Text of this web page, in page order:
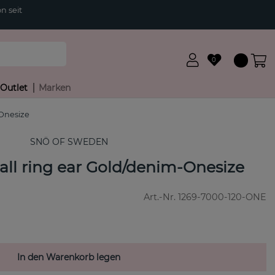
seit
0
Outlet Marken
SNÖ OF SWEDEN
ring ear Gold/denim-Onesize
Art.-Nr. 1269-7000-120-ONE
In den Warenkorb legen